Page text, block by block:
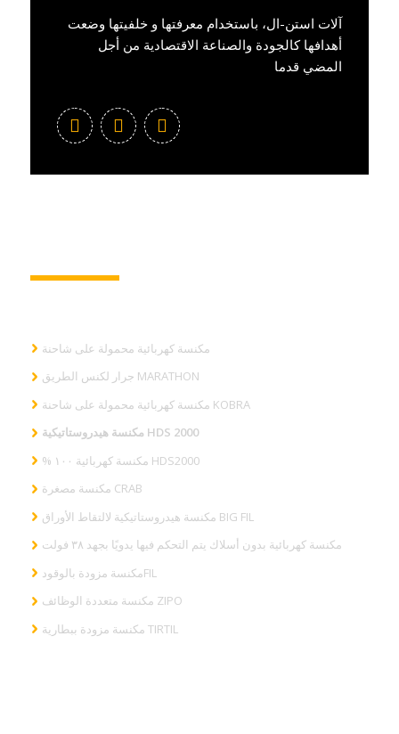
آلات استن-ال، باستخدام معرفتها و خلفيتها وضعت
أهدافها كالجودة والصناعة الاقتصادية من أجل
المضي قدما
مكنسة كهربائية محمولة على شاحنة
جرار لكنس الطريق MARATHON
مكنسة كهربائية محمولة على شاحنة KOBRA
مكنسة هيدروستاتيكية HDS 2000
% مكنسة كهربائية ١٠٠ HDS2000
مكنسة مصغرة CRAB
مكنسة هيدروستاتيكية لالتقاط الأوراق BIG FIL
مكنسة كهربائية بدون أسلاك يتم التحكم فيها يدويًا بجهد ٣٨ فولت
مكنسة مزودة بالوقودFIL
مكنسة متعددة الوظائف ZIPO
مكنسة مزودة ببطارية TIRTIL